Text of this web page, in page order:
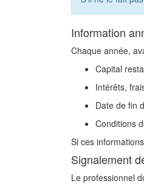
Information
Chaque année,
Capital
Intérêts,
Date de fin
Conditions
Si ces
Signalement
Le professionnel